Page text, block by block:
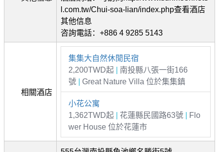
l.com.tw/Chui-soa-lian/index.php查看酒店
其他信息
咨詢電話：+886 4 9285 5143
相關酒店
集集大自然休閒民宿
2,200TWD起
南投縣八張一街166
號
Great Nature Villa 位於集集鎮
小花公寓
1,362TWD起
花蓮縣民國路63號
Flo
wer House 位於花蓮市